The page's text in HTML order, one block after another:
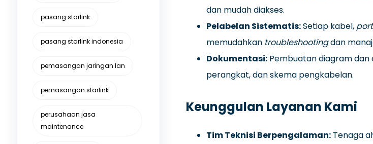
dan mudah diakses.
Pelabelan Sistematis:Setiap kabel, port
memudahkan troubleshootingdan
Dokumentasi:Pembuatan diagram dan
perangkat, dan skema pengkabelan.
Keunggulan Layanan Kami
Tim Teknisi Berpengalaman:Tenaga
pasang starlink
pasang starlink indonesia
pemasangan jaringan lan
pemasangan starlink
perusahaan jasa
maintenance